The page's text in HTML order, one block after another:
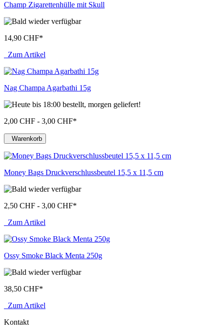
Champ Zigarettenhülle mit Skull
14,90 CHF*
Zum Artikel
Nag Champa Agarbathi 15g
2,00 CHF - 3,00 CHF*
Warenkorb
Money Bags Druckverschlussbeutel 15,5 x 11,5 cm
2,50 CHF - 3,00 CHF*
Zum Artikel
Ossy Smoke Black Menta 250g
38,50 CHF*
Zum Artikel
Kontakt